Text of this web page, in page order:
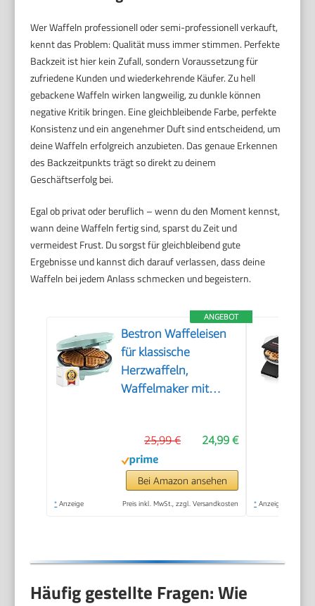
Wer Waffeln professionell oder semi-professionell verkauft,
kennt das Problem: Qualität muss immer stimmen. Perfekte
Backzeit ist hier kein Zufall, sondern Voraussetzung für
zufriedene Kunden und wiederkehrende Käufer. Zu hell
gebackene Waffeln wirken langweilig, zu dunkle können
negative Kritik bringen. Eine gleichbleibende Farbe, perfekte
Konsistenz und ein angenehmer Duft sind entscheidend, um
deine Waffeln erfolgreich anzubieten. Das genaue Erkennen
des Backzeitpunkts trägt so direkt zu deinem
Geschäftserfolg bei.
Egal ob privat oder beruflich – wenn du den Moment kennst,
wann deine Waffeln fertig sind, sparst du Zeit und
vermeidest Frust. Du sorgst für gleichbleibend gute
Ergebnisse und kannst dich darauf verlassen, dass deine
Waffeln bei jedem Anlass schmecken und begeistern.
ANGEBOT
Bestron Waffeleisen
für klassische
Herzwaffeln,
Waffelmaker mit
Herzform, Retro
Design, 700 Watt,
Farbe: Mint
24,99 €
25,99 €
Bei Amazon ansehen
* Anzeige Preis inkl. MwSt., zzgl. Versandkosten * Anzeige
Häufig gestellte Fragen: Wie